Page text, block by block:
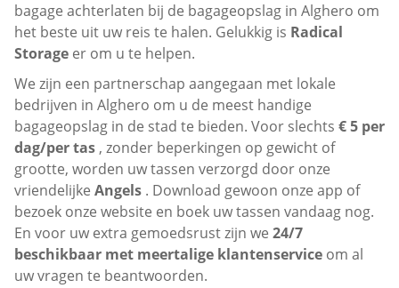
bagage achterlaten bij de bagageopslag in Alghero om
het beste uit uw reis te halen. Gelukkig is Radical
Storage er om u te helpen.
We zijn een partnerschap aangegaan met lokale
bedrijven in Alghero om u de meest handige
bagageopslag in de stad te bieden. Voor slechts € 5 per
dag/per tas , zonder beperkingen op gewicht of
grootte, worden uw tassen verzorgd door onze
vriendelijke Angels . Download gewoon onze app of
bezoek onze website en boek uw tassen vandaag nog.
En voor uw extra gemoedsrust zijn we 24/7
beschikbaar met meertalige klantenservice om al
uw vragen te beantwoorden.